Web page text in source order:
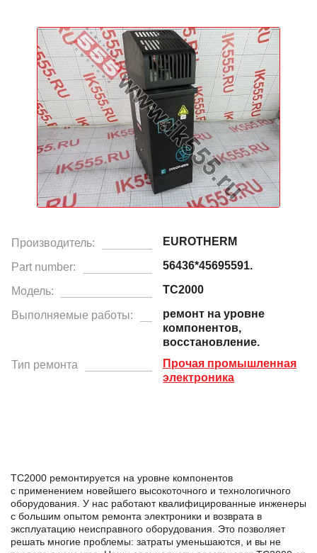
Производитель: EUROTHERM
Part number: 56436*45695591.
Модель: TC2000
Выполняемые работы:
ремонт на уровне
компонентов,
восстановление.
Тип ремонта
Прочая промышленная
электроника
TC2000 ремонтируется на уровне компонентов
с применением новейшего высокоточного и технологичного
оборудования. У нас работают квалифицированные инженеры
с большим опытом ремонта электроники и возврата в
эксплуатацию неисправного оборудования. Это позволяет
решать многие проблемы: затраты уменьшаются, и вы не